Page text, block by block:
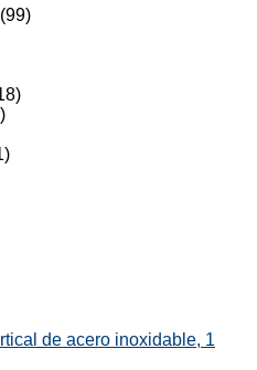
(99)
de acero inoxidable, 1